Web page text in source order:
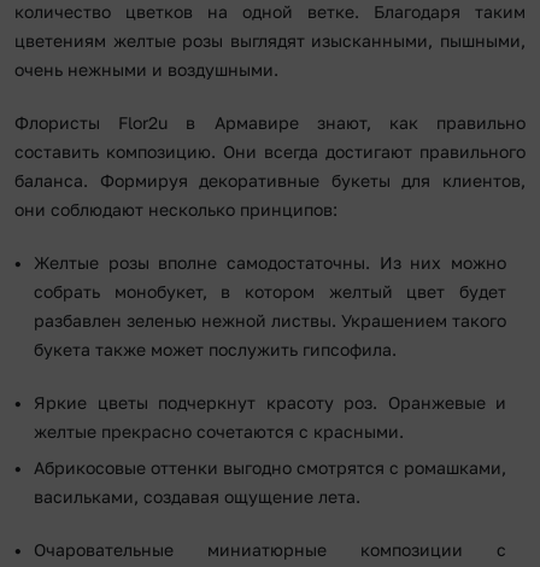
количество цветков на одной ветке. Благодаря таким
цветениям желтые розы выглядят изысканными, пышными,
очень нежными и воздушными.
Флористы Flor2u в Армавире знают, как правильно
составить композицию. Они всегда достигают правильного
баланса. Формируя декоративные букеты для клиентов,
они соблюдают несколько принципов:
Желтые розы вполне самодостаточны. Из них можно
собрать монобукет, в котором желтый цвет будет
разбавлен зеленью нежной листвы. Украшением такого
букета также может послужить гипсофила.
Яркие цветы подчеркнут красоту роз. Оранжевые и
желтые прекрасно сочетаются с красными.
Абрикосовые оттенки выгодно смотрятся с ромашками,
васильками, создавая ощущение лета.
Очаровательные миниатюрные композиции с